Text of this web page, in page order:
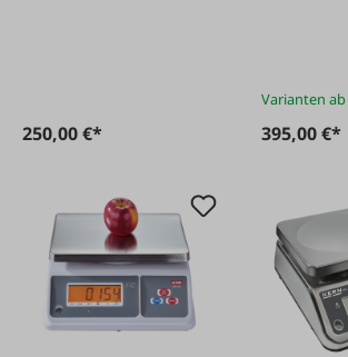
250,00 €*
Varianten ab
395,00 €*